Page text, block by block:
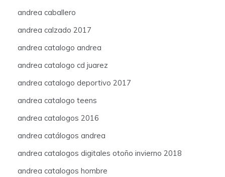
andrea caballero
andrea calzado 2017
andrea catalogo andrea
andrea catalogo cd juarez
andrea catalogo deportivo 2017
andrea catalogo teens
andrea catalogos 2016
andrea catálogos andrea
andrea catalogos digitales otoño invierno 2018
andrea catalogos hombre